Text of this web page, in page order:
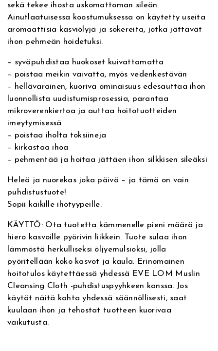
h
i
t
a
o
l
i
:
4
9
,
0
0
€
a
o
:
3
0
0
.
n
s
e
r
0
m
l
,
k
u
l
t
t
p
u
h
i
s
t
u
s
t
u
o
t
sekä tekee ihosta uskomattoman sileän.
Ainutlaatuisessa koostumuksessa on käytetty useita
aromaattisia kasviölyjä ja sokereita, jotka jättävät
ihon pehmeän hoidetuksi.
– syväpuhdistaa huokoset kuivattamatta
– poistaa meikin vaivatta, myös vedenkestävän
– hellävarainen, kuoriva ominaisuus edesauttaa ihon
luonnollista uudistumisprosessia, parantaa
mikroverenkiertoa ja auttaa hoitotuotteiden
imeytymisessä
– poistaa iholta toksiineja
– kirkastaa ihoa
– pehmentää ja hoitaa jättäen ihon silkkisen sileäksi
Heleä ja nuorekas joka päivä – ja tämä on vain
puhdistustuote!
Sopii kaikille ihotyypeille.
KÄYTTÖ: Ota tuotetta kämmenelle pieni määrä ja
hiero kasvoille pyörivin liikkein. Tuote sulaa ihon
lämmöstä herkulliseksi öljyemulsioksi, jolla
pyöritellään koko kasvot ja kaula. Erinomainen
hoitotulos käytettäessä yhdessä EVE LOM Muslin
Cleansing Cloth -puhdistuspyyhkeen kanssa. Jos
käytät näitä kahta yhdessä säännöllisesti, saat
kuulaan ihon ja tehostat tuotteen kuorivaa
vaikutusta.